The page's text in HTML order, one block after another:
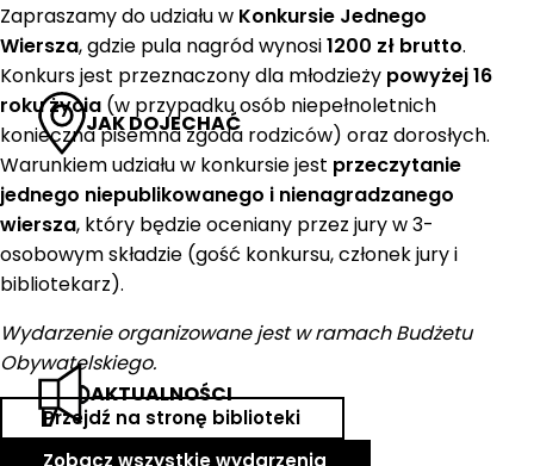
JAK DOJECHAĆ
AKTUALNOŚCI
Zapraszamy do udziału w Konkursie Jednego
Wiersza, gdzie pula nagród wynosi1200 zł brutto.
Konkurs jest przeznaczony dla młodzieży powyżej 16
roku życia (w przypadku osób niepełnoletnich
konieczna pisemna zgoda rodziców) oraz dorosłych.
Warunkiem udziału w konkursie jest przeczytanie
jednego niepublikowanego i nienagradzanego
wiersza, który będzie oceniany przez jury w 3-
osobowym składzie (gość konkursu, członek jury i
bibliotekarz).
Wydarzenie organizowane jest w ramach Budżetu
Obywatelskiego.
Przejdź na stronę biblioteki
Zobacz wszystkie wydarzenia